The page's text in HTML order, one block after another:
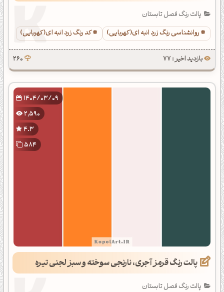
پالت رنگ فصل تابستان
روانشناسی رنگ زرد انبه ای(کهربایی)
کد رنگ زرد انبه ای(کهربایی)
بازدید اخیر : 77 260
1404/03/09
2,590
4.3
584
پالت رنگ قرمز آجری، نارنجی سوخته و سبز لجنی تیره
پالت رنگ فصل تابستان